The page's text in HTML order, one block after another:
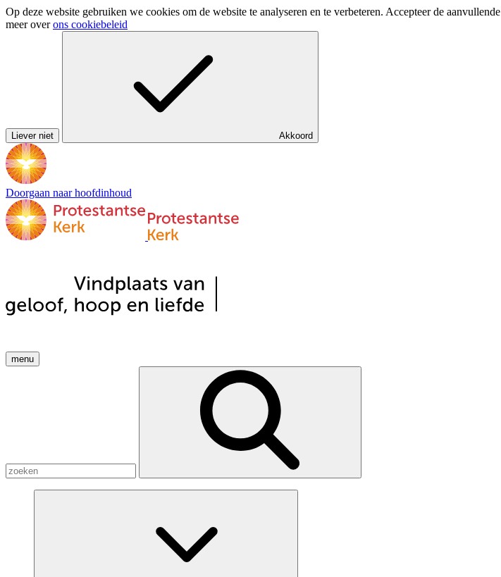
Op deze website gebruiken we cookies om de website te analyseren en te verbeteren. Accepteer de
meer overons cookiebeleid
Liever niet Akkoord
Doorgaan naar hoofdinhoud
menu